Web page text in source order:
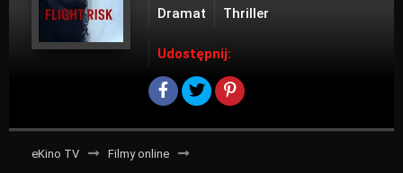
Dramat Thriller
Udostępnij:
eKino TV
Filmy online